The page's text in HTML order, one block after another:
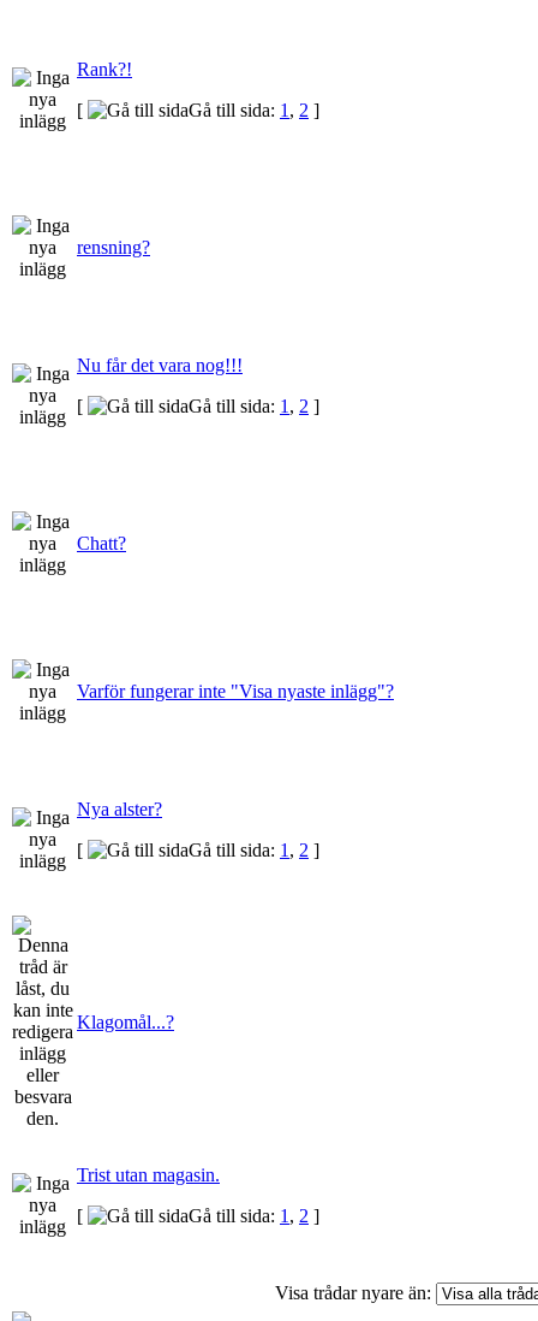
Rank?!
[
Gå till sida: 1 , 2 ]
rensning?
Nu får det vara nog!!!
[
Gå till sida: 1 , 2 ]
Chatt?
Varför fungerar inte "Visa nyaste inlägg"?
Nya alster?
[
Gå till sida: 1 , 2 ]
Klagomål...?
Trist utan magasin.
[
Gå till sida: 1 , 2 ]
Visa trådar nyare än: